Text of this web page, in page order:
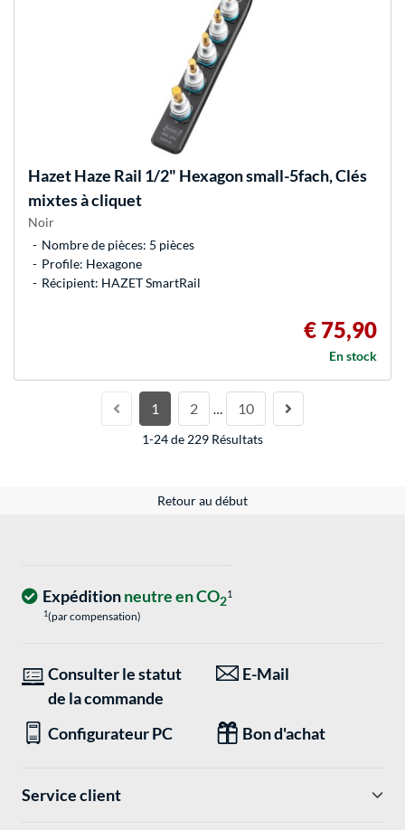
HazetHaze Rail 1/2" Hexagon small-5fach, Clés
mixtes à cliquet
Noir
Nombre de pièces: 5 pièces
Profile: Hexagone
Récipient: HAZET SmartRail
€ 75,90
En stock
1 2 … 10
1-24 de 229 Résultats
Retour au début
Expéditionneutre en CO21
1(par compensation)
Consulter le statut
de la commande
E-Mail
Configurateur PC Bon d'achat
Service client